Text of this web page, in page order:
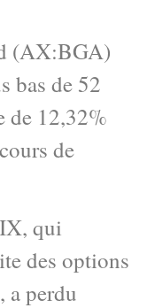
(AX:BGA)
bas de 52
de 12,32%
de
qui
des options
a perdu